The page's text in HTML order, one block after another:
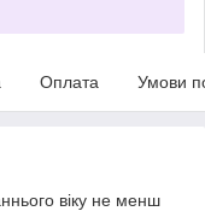
Оплата Умови
віку не менш